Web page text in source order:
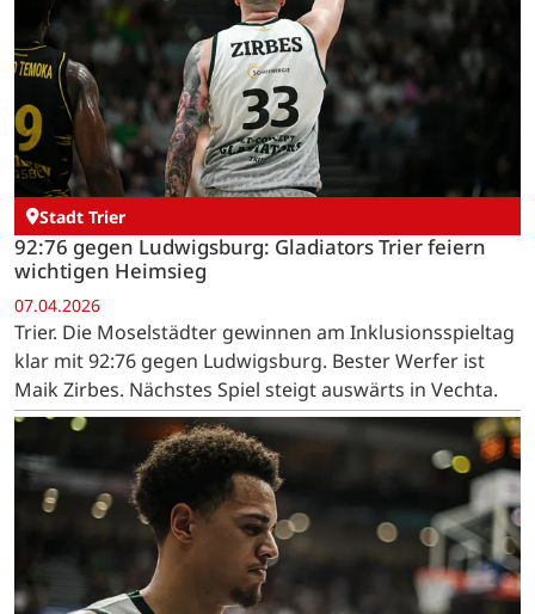
Stadt Trier
92:76 gegen Ludwigsburg: Gladiators Trier feiern
wichtigen Heimsieg
07.04.2026
Trier. Die Moselstädter gewinnen am Inklusionsspieltag
klar mit 92:76 gegen Ludwigsburg. Bester Werfer ist
Maik Zirbes. Nächstes Spiel steigt auswärts in Vechta.